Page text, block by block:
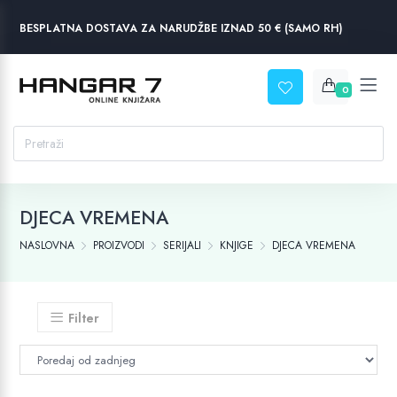
BESPLATNA DOSTAVA ZA NARUDŽBE IZNAD 50 € (SAMO RH)
0
DJECA VREMENA
NASLOVNA PROIZVODI SERIJALI KNJIGE DJECA VREMENA
Filter